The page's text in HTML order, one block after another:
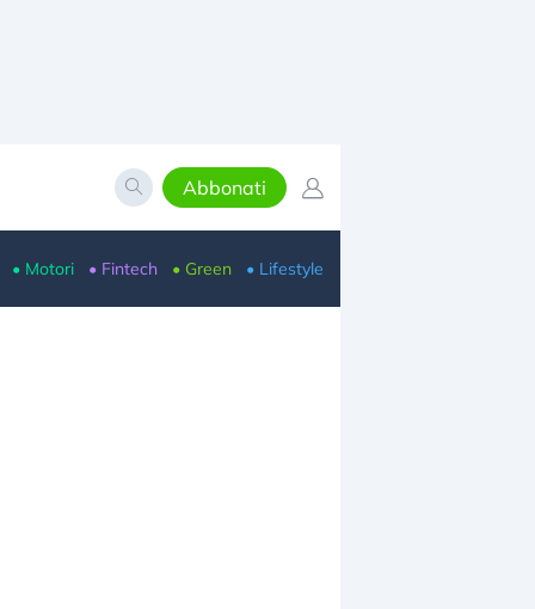
Abbonati
• Motori • Fintech • Green • Lifestyle